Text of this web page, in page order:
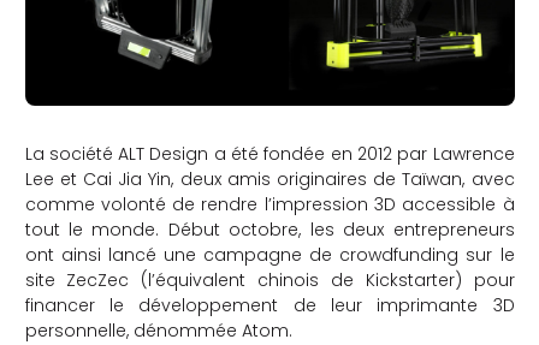
La société ALT Design a été fondée en 2012 par Lawrence
Lee et Cai Jia Yin, deux amis originaires de Taïwan, avec
comme volonté de rendre l’impression 3D accessible à
tout le monde. Début octobre, les deux entrepreneurs
ont ainsi lancé une campagne de crowdfunding sur le
site ZecZec (l’équivalent chinois de Kickstarter) pour
financer le développement de leur imprimante 3D
personnelle, dénommée Atom.